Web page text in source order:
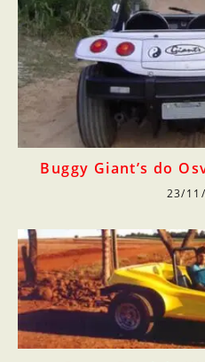
Buggy Giant’s do
23/